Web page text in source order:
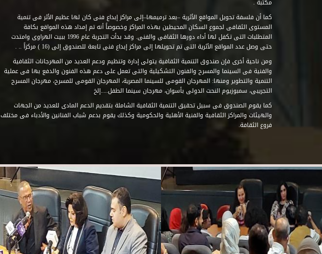
مكتبة .
كما أن فلسفة تحويل المواقع الأثرية –بعد ترميمها–إلى مراكز إبداع فنى كان لها عظيم الأثر فى تنمية
المستوى الثقافى لجموع السكان المحيطين بهذه المراكز وخصوصاً أنه تم إمداد هذه المواقع بكافة
المتطلبات التى تكفل لها أداء دورها الثقافى والفنى. وقد بدأت التجربة عام 1996 ببيت الهراوى وامتدت
حتى وصل عدد المواقع الأثرية التى تم تحويلها إلى مراكز إبداع فنى تابعة للصندوق إلى (16 ) مركزاً .. .
ومن ناحية أخرى فإن صندوق التنمية الثقافية يتولى إدارة وتنظيم ودعم العديد من المهرجانات الثقافية
والفنية فى السينما والمسرح والفنون التشكيلية والتى تعمل على دعم هذه الفنون والدفع بها فى عملية
التنمية والتطوير ومنها: المهرجان القومى للسينما المصرية، المهرجان القومى للمسرح، مهرجان المسرح
التجريبى، سمبوزيوم النحت الدولى بأسوان، مهرجان سينما الطفل.....إلخ
كما يقوم الصندوق فى سبيل تحقيق التنمية الثقافية الشاملة بتقديم الدعم المادى للعديد من الجهات
والهيئات والمراكز الثقافية والفنية الأهلية والحكومية وكذلك يقوم بدعم شباب الفنانين والأدباء فى مختلف
فروع الثقافة.